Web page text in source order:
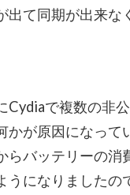
て同期が出来な
で複数の非
が原因になって
バッテリーの消
になりましたの